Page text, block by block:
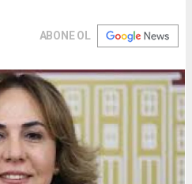
ABONE OL